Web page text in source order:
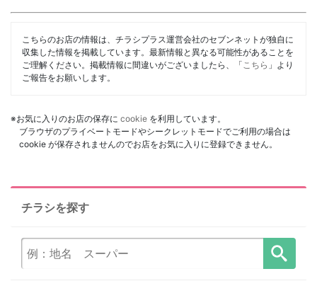
こちらのお店の情報は、チラシプラス運営会社のセブンネットが独自に
収集した情報を掲載しています。最新情報と異なる可能性があることを
ご理解ください。掲載情報に間違いがございましたら、「 こちら 」より
ご報告をお願いします。
※お気に入りのお店の保存に cookie を利用しています。
ブラウザのプライベートモードやシークレットモードでご利用の場合は
cookie が保存されませんのでお店をお気に入りに登録できません。
チラシを探す